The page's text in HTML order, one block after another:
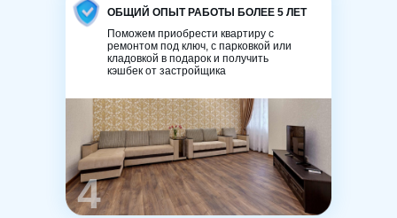
4
ОБЩИЙ ОПЫТ РАБОТЫ БОЛЕЕ 5 ЛЕТ
Поможем приобрести квартиру с
ремонтом под ключ, с парковкой или
кладовкой в подарок и получить
кэшбек от застройщика